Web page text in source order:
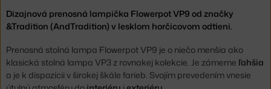
Dizajnová prenosná lampička Flowerpot VP9 od značky
&Tradition (AndTradition) v lesklom horčicovom odtieni.
Prenosná stolná lampa Flowerpot VP9 je o niečo menšia ako
klasická stolná lampa VP3 z rovnakej kolekcie. Je zámerne ľahšia
a je k dispozícii v širokej škále farieb. Svojím prevedením vnesie